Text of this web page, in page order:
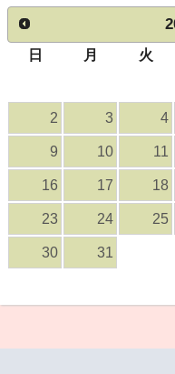
日 月 火
2 3 4
9 10 11
16 17 18
23 24 25
30 31